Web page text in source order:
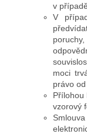
v
V
moci
právo
Přílohou
vzorový